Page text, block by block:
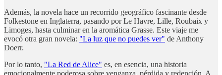
Además, la novela hace un recorrido geográfico fascinante desde
Folkestone en Inglaterra, pasando por Le Havre, Lille, Roubaix y
Limoges, hasta culminar en la aromática Grasse. Este viaje me
evocó otra gran novela: "La luz que no puedes ver" de Anthony
Doerr.
Por lo tanto, "La Red de Alice" es, en esencia, una historia
emocionalmente poderosa sobre venganza, pérdida y redención. A